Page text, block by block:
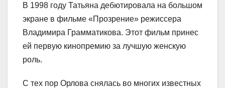
В 1998 году Татьяна дебютировала на большом
экране в фильме «Прозрение» режиссера
Владимира Грамматикова. Этот фильм принес
ей первую кинопремию за лучшую женскую
роль.
С тех пор Орлова снялась во многих известных